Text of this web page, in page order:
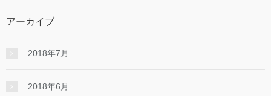
アーカイブ
2018年7月
2018年6月